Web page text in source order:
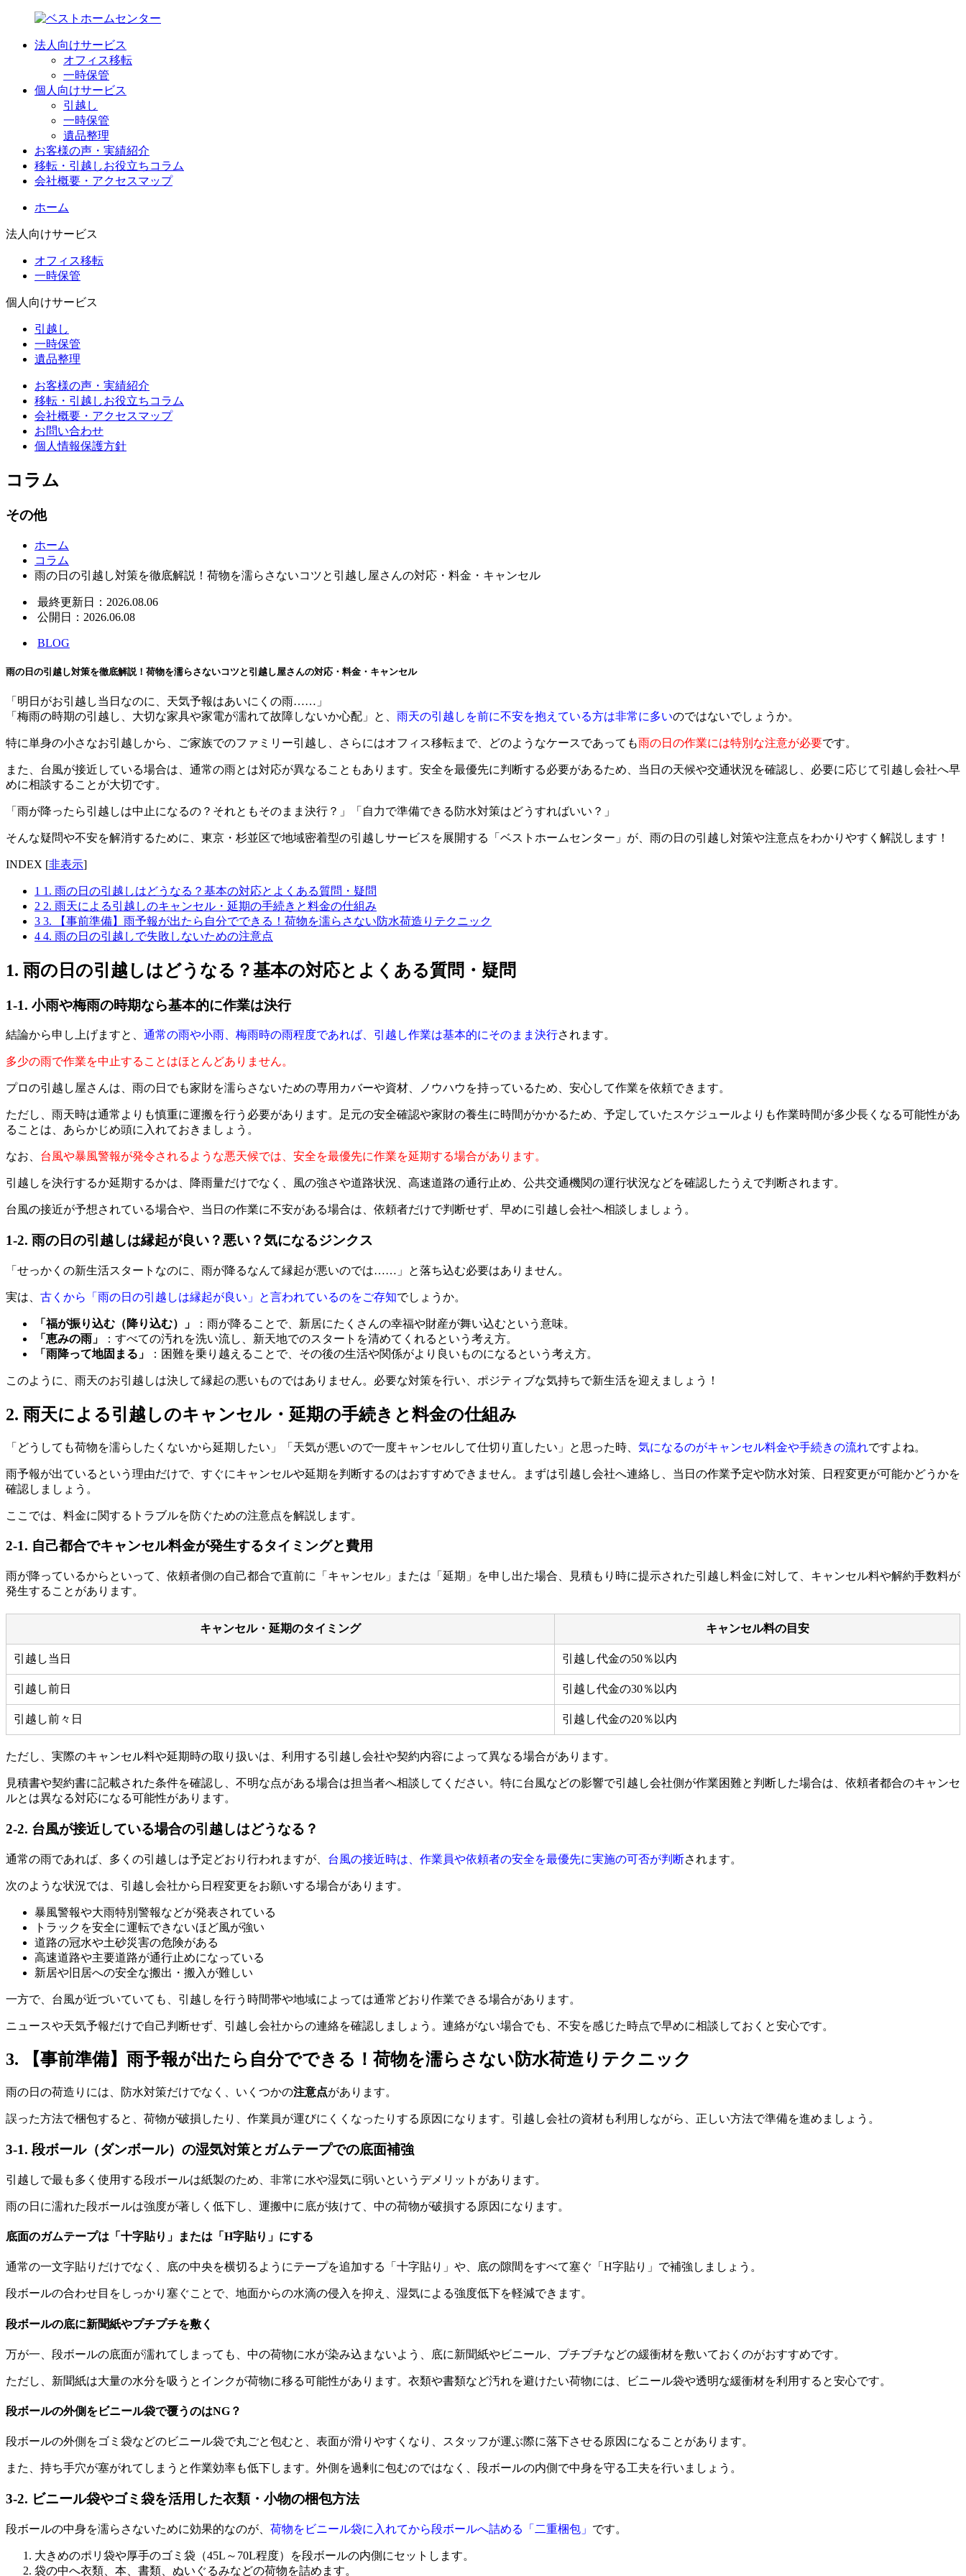
法人向けサービス
オフィス移転
一時保管
個人向けサービス
引越し
一時保管
遺品整理
お客様の声・実績紹介
移転・引越しお役立ちコラム
会社概要・アクセスマップ
ホーム
法人向けサービス
オフィス移転
一時保管
個人向けサービス
引越し
一時保管
遺品整理
お客様の声・実績紹介
移転・引越しお役立ちコラム
会社概要・アクセスマップ
お問い合わせ
個人情報保護方針
コラム
その他
ホーム
コラム
雨の日の引越し対策を徹底解説！荷物を濡らさないコツと引越し屋さんの対応・料金・キャンセル
最終更新日：2026.08.06
公開日：2026.06.08
BLOG
雨の日の引越し対策を徹底解説！荷物を濡らさないコツと引越し屋さんの対応・料金・キャンセル
「明日がお引越し当日なのに、天気予報はあいにくの雨……」
「梅雨の時期の引越し、大切な家具や家電が濡れて故障しないか心配」と、 雨天の引越しを前に不安を抱えている方は非常に多いのではないでしょうか。
特に単身の小さなお引越しから、ご家族でのファミリー引越し、さらにはオフィス移転まで、どのようなケースであっても雨の日の作業には特別な注意が必要です。
また、台風が接近している場合は、通常の雨とは対応が異なることもあります。安全を最優先に判断する必要があるため、当日の天候や交通状況を確認し、必要に応じて引越し会社へ早
めに相談することが大切です。
「雨が降ったら引越しは中止になるの？それともそのまま決行？」「自力で準備できる防水対策はどうすればいい？」
そんな疑問や不安を解消するために、東京・杉並区で地域密着型の引越しサービスを展開する「ベストホームセンター」が、雨の日の引越し対策や注意点をわかりやすく解説します！
INDEX [非表示]
1 1. 雨の日の引越しはどうなる？基本の対応とよくある質問・疑問
2 2. 雨天による引越しのキャンセル・延期の手続きと料金の仕組み
3 3. 【事前準備】雨予報が出たら自分でできる！荷物を濡らさない防水荷造りテクニック
4 4. 雨の日の引越しで失敗しないための注意点
1. 雨の日の引越しはどうなる？基本の対応とよくある質問・疑問
1-1. 小雨や梅雨の時期なら基本的に作業は決行
結論から申し上げますと、 通常の雨や小雨、梅雨時の雨程度であれば、引越し作業は基本的にそのまま決行されます。
多少の雨で作業を中止することはほとんどありません。
プロの引越し屋さんは、雨の日でも家財を濡らさないための専用カバーや資材、ノウハウを持っているため、安心して作業を依頼できます。
ただし、雨天時は通常よりも慎重に運搬を行う必要があります。足元の安全確認や家財の養生に時間がかかるため、予定していたスケジュールよりも作業時間が多少長くなる可能性があ
ることは、あらかじめ頭に入れておきましょう。
なお、 台風や暴風警報が発令されるような悪天候では、安全を最優先に作業を延期する場合があります。
引越しを決行するか延期するかは、降雨量だけでなく、風の強さや道路状況、高速道路の通行止め、公共交通機関の運行状況などを確認したうえで判断されます。
台風の接近が予想されている場合や、当日の作業に不安がある場合は、依頼者だけで判断せず、早めに引越し会社へ相談しましょう。
1-2. 雨の日の引越しは縁起が良い？悪い？気になるジンクス
「せっかくの新生活スタートなのに、雨が降るなんて縁起が悪いのでは……」と落ち込む必要はありません。
実は、 古くから「雨の日の引越しは縁起が良い」と言われているのをご存知でしょうか。
「福が振り込む（降り込む）」
：雨が降ることで、新居にたくさんの幸福や財産が舞い込むという意味。
「恵みの雨」
：すべての汚れを洗い流し、新天地でのスタートを清めてくれるという考え方。
「雨降って地固まる」
：困難を乗り越えることで、その後の生活や関係がより良いものになるという考え方。
このように、雨天のお引越しは決して縁起の悪いものではありません。必要な対策を行い、ポジティブな気持ちで新生活を迎えましょう！
2. 雨天による引越しのキャンセル・延期の手続きと料金の仕組み
「どうしても荷物を濡らしたくないから延期したい」「天気が悪いので一度キャンセルして仕切り直したい」と思った時、 気になるのがキャンセル料金や手続きの流れですよね。
雨予報が出ているという理由だけで、すぐにキャンセルや延期を判断するのはおすすめできません。まずは引越し会社へ連絡し、当日の作業予定や防水対策、日程変更が可能かどうかを
確認しましょう。
ここでは、料金に関するトラブルを防ぐための注意点を解説します。
2-1. 自己都合でキャンセル料金が発生するタイミングと費用
雨が降っているからといって、依頼者側の自己都合で直前に「キャンセル」または「延期」を申し出た場合、見積もり時に提示された引越し料金に対して、キャンセル料や解約手数料が
発生することがあります。
キャンセル・延期のタイミング キャンセル料の目安
引越し当日 引越し代金の50％以内
引越し前日 引越し代金の30％以内
引越し前々日 引越し代金の20％以内
ただし、実際のキャンセル料や延期時の取り扱いは、利用する引越し会社や契約内容によって異なる場合があります。
見積書や契約書に記載された条件を確認し、不明な点がある場合は担当者へ相談してください。特に台風などの影響で引越し会社側が作業困難と判断した場合は、依頼者都合のキャンセ
ルとは異なる対応になる可能性があります。
2-2. 台風が接近している場合の引越しはどうなる？
通常の雨であれば、多くの引越しは予定どおり行われますが、 台風の接近時は、作業員や依頼者の安全を最優先に実施の可否が判断されます。
次のような状況では、引越し会社から日程変更をお願いする場合があります。
暴風警報や大雨特別警報などが発表されている
トラックを安全に運転できないほど風が強い
道路の冠水や土砂災害の危険がある
高速道路や主要道路が通行止めになっている
新居や旧居への安全な搬出・搬入が難しい
一方で、台風が近づいていても、引越しを行う時間帯や地域によっては通常どおり作業できる場合があります。
ニュースや天気予報だけで自己判断せず、引越し会社からの連絡を確認しましょう。連絡がない場合でも、不安を感じた時点で早めに相談しておくと安心です。
3. 【事前準備】雨予報が出たら自分でできる！荷物を濡らさない防水荷造りテクニック
雨の日の荷造りには、防水対策だけでなく、いくつかの注意点があります。
誤った方法で梱包すると、荷物が破損したり、作業員が運びにくくなったりする原因になります。引越し会社の資材も利用しながら、正しい方法で準備を進めましょう。
3-1. 段ボール（ダンボール）の湿気対策とガムテープでの底面補強
引越しで最も多く使用する段ボールは紙製のため、非常に水や湿気に弱いというデメリットがあります。
雨の日に濡れた段ボールは強度が著しく低下し、運搬中に底が抜けて、中の荷物が破損する原因になります。
底面のガムテープは「十字貼り」または「H字貼り」にする
通常の一文字貼りだけでなく、底の中央を横切るようにテープを追加する「十字貼り」や、底の隙間をすべて塞ぐ「H字貼り」で補強しましょう。
段ボールの合わせ目をしっかり塞ぐことで、地面からの水滴の侵入を抑え、湿気による強度低下を軽減できます。
段ボールの底に新聞紙やプチプチを敷く
万が一、段ボールの底面が濡れてしまっても、中の荷物に水が染み込まないよう、底に新聞紙やビニール、プチプチなどの緩衝材を敷いておくのがおすすめです。
ただし、新聞紙は大量の水分を吸うとインクが荷物に移る可能性があります。衣類や書類など汚れを避けたい荷物には、ビニール袋や透明な緩衝材を利用すると安心です。
段ボールの外側をビニール袋で覆うのはNG？
段ボールの外側をゴミ袋などのビニール袋で丸ごと包むと、表面が滑りやすくなり、スタッフが運ぶ際に落下させる原因になることがあります。
また、持ち手穴が塞がれてしまうと作業効率も低下します。外側を過剰に包むのではなく、段ボールの内側で中身を守る工夫を行いましょう。
3-2. ビニール袋やゴミ袋を活用した衣類・小物の梱包方法
段ボールの中身を濡らさないために効果的なのが、 荷物をビニール袋に入れてから段ボールへ詰める「二重梱包」 です。
大きめのポリ袋や厚手のゴミ袋（45L～70L程度）を段ボールの内側にセットします。
袋の中へ衣類、本、書類、ぬいぐるみなどの荷物を詰めます。